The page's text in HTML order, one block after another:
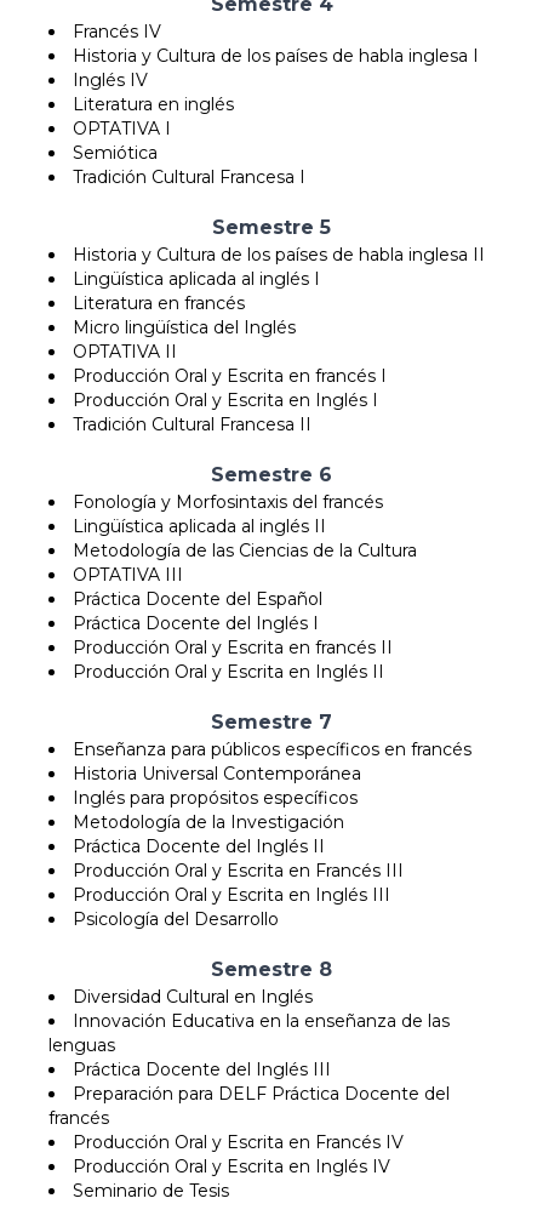
Francés IV
Historia y Cultura de los países de habla inglesa I
Inglés IV
Literatura en inglés
OPTATIVA I
Semiótica
Tradición Cultural Francesa I
Semestre 5
Historia y Cultura de los países de habla inglesa II
Lingüística aplicada al inglés I
Literatura en francés
Micro lingüística del Inglés
OPTATIVA II
Producción Oral y Escrita en francés I
Producción Oral y Escrita en Inglés I
Tradición Cultural Francesa II
Semestre 6
Fonología y Morfosintaxis del francés
Lingüística aplicada al inglés II
Metodología de las Ciencias de la Cultura
OPTATIVA III
Práctica Docente del Español
Práctica Docente del Inglés I
Producción Oral y Escrita en francés II
Producción Oral y Escrita en Inglés II
Semestre 7
Enseñanza para públicos específicos en francés
Historia Universal Contemporánea
Inglés para propósitos específicos
Metodología de la Investigación
Práctica Docente del Inglés II
Producción Oral y Escrita en Francés III
Producción Oral y Escrita en Inglés III
Psicología del Desarrollo
Semestre 8
Diversidad Cultural en Inglés
Innovación Educativa en la enseñanza de las
lenguas
Práctica Docente del Inglés III
Preparación para DELF Práctica Docente del
francés
Producción Oral y Escrita en Francés IV
Producción Oral y Escrita en Inglés IV
Seminario de Tesis